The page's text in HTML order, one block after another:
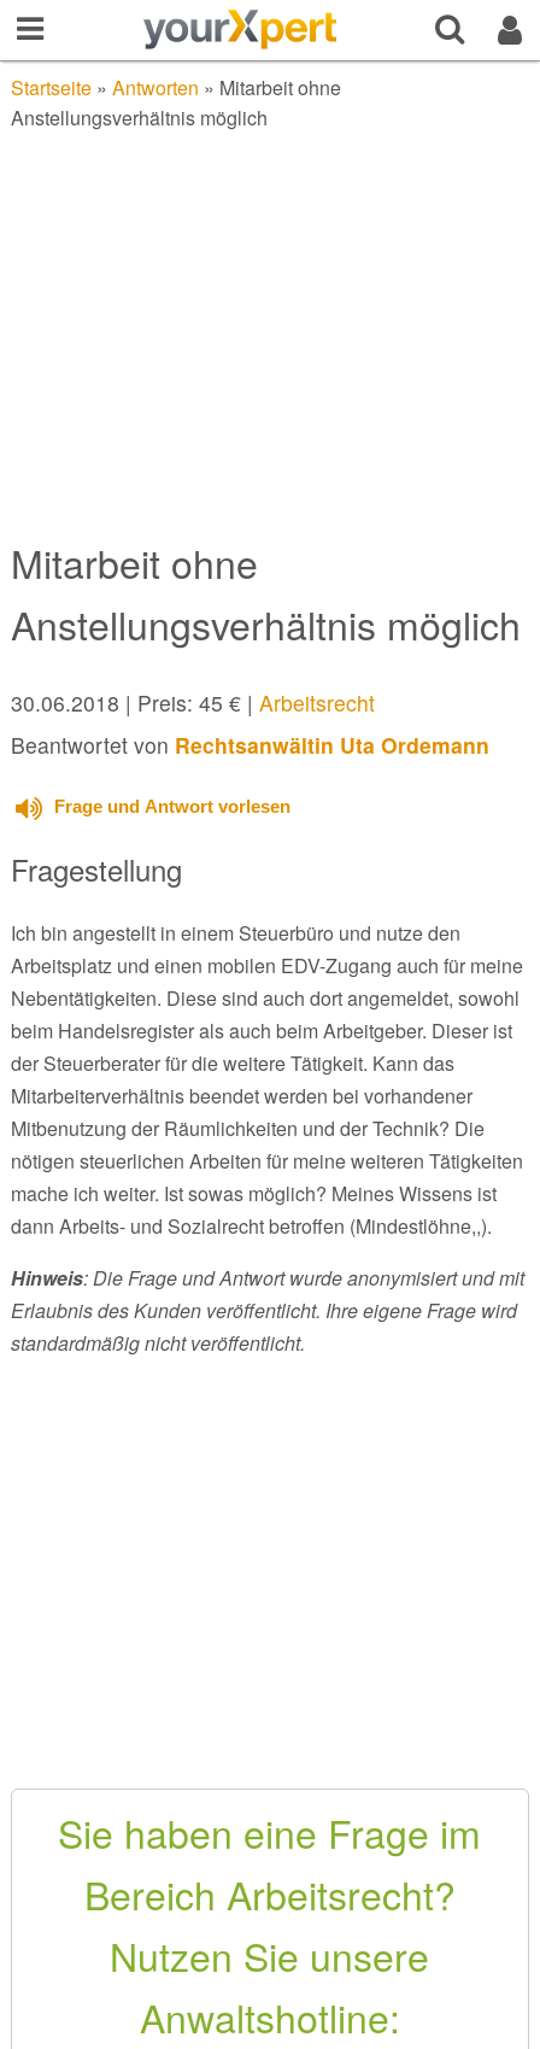
Startseite» Antworten » Mitarbeit ohne
Anstellungsverhältnis möglich
Mitarbeit ohne
Anstellungsverhältnis möglich
30.06.2018 | Preis: 45 € | Arbeitsrecht
Beantwortet von Rechtsanwältin Uta Ordemann
Frage und Antwort vorlesen
Fragestellung
Ich bin angestellt in einem Steuerbüro und nutze den
Arbeitsplatz und einen mobilen EDV-Zugang auch für meine
Nebentätigkeiten. Diese sind auch dort angemeldet, sowohl
beim Handelsregister als auch beim Arbeitgeber. Dieser ist
der Steuerberater für die weitere Tätigkeit. Kann das
Mitarbeiterverhältnis beendet werden bei vorhandener
Mitbenutzung der Räumlichkeiten und der Technik? Die
nötigen steuerlichen Arbeiten für meine weiteren Tätigkeiten
mache ich weiter. Ist sowas möglich? Meines Wissens ist
dann Arbeits- und Sozialrecht betroffen (Mindestlöhne,,).
Hinweis: Die Frage und Antwort wurde anonymisiert und mit
Erlaubnis des Kunden veröffentlicht. Ihre eigene Frage wird
standardmäßig nicht veröffentlicht.
Sie haben eine Frage im
Bereich Arbeitsrecht?
Nutzen Sie unsere
Anwaltshotline: